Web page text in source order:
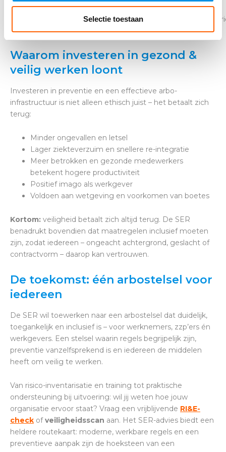
Selectie toestaan
verzuim en
werkplezier
Waarom investeren in gezond &
veilig werken loont
Investeren in preventie en een effectieve arbo-
infrastructuur is niet alleen ethisch juist – het betaalt zich
terug:
Minder ongevallen en letsel
Lager ziekteverzuim en snellere re-integratie
Meer betrokken en gezonde medewerkers
betekent hogere productiviteit
Positief imago als werkgever
Voldoen aan wetgeving en voorkomen van boetes
Kortom: veiligheid betaalt zich altijd terug. De SER
benadrukt bovendien dat maatregelen inclusief moeten
zijn, zodat iedereen – ongeacht achtergrond, geslacht of
contractvorm – daarop kan vertrouwen.
De toekomst: één arbostelsel voor
iedereen
De SER wil toewerken naar een arbostelsel dat duidelijk,
toegankelijk en inclusief is – voor werknemers, zzp’ers én
werkgevers. Een stelsel waarin regels begrijpelijk zijn,
preventie vanzelfsprekend is en iedereen de middelen
heeft om veilig te werken.
Van risico-inventarisatie en training tot praktische
ondersteuning bij uitvoering: wil jij weten hoe jouw
organisatie ervoor staat? Vraag een vrijblijvende RI&E-
check ofveiligheidsscan aan. Het SER-advies biedt een
heldere routekaart: moderne, werkbare regels en een
preventieve aanpak zijn de hoeksteen van een